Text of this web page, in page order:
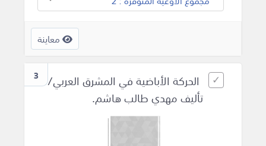
معاينة
3
الحركة الأباضية في المشرق العربي/
تأليف مهدي طالب هاشم.